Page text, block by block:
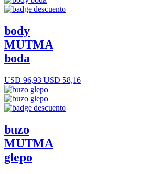
body
MUTMA
boda
USD 96,93 USD 58,16
buzo
MUTMA
glepo